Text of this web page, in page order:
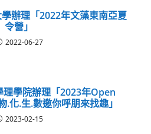
辦理「2022年文藻東南亞夏
令營」
2022-06-27
理學院辦理「2023年Open
.化.生.數邀你呼朋來找趣」
2023-02-15